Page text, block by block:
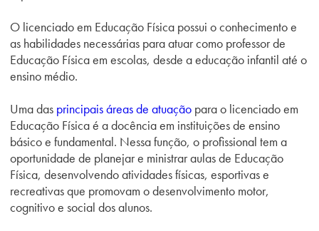
O licenciado em Educação Física possui o conhecimento e
as habilidades necessárias para atuar como professor de
Educação Física em escolas, desde a educação infantil até o
ensino médio.
Uma das principais áreas de atuação para o licenciado em
Educação Física é a docência em instituições de ensino
básico e fundamental. Nessa função, o profissional tem a
oportunidade de planejar e ministrar aulas de Educação
Física, desenvolvendo atividades físicas, esportivas e
recreativas que promovam o desenvolvimento motor,
cognitivo e social dos alunos.